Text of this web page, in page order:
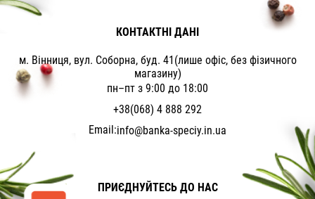
КОНТАКТНІ ДАНІ
м. Вінниця, вул. Соборна, буд. 41(лише офіс, без фізичного
магазину)
пн–пт з 9:00 до 18:00
+38(068) 4 888 292
Email:info@banka-speciy.in.ua
ПРИЄДНУЙТЕСЬ ДО НАС